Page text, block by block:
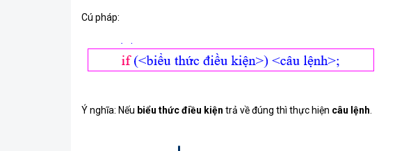
Cú pháp:
Ý nghĩa: Nếu biểu thức điều kiện trả về đúng thì thực hiện câu lệnh